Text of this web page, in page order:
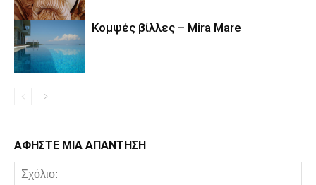
Κομψές βίλλες – Mira Mare
ΑΦΗΣΤΕ ΜΙΑ ΑΠΑΝΤΗΣΗ